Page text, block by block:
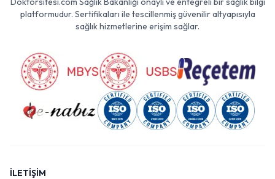
platformudur. Sertifikaları ile tescillenmiş güvenilir altyapısıyla
sağlık hizmetlerine erişim sağlar.
İLETİŞİM